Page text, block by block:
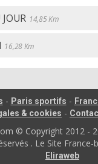
14,85 Km
16,28 Km
- Paris sportifs -
& cookies -
© Copyright 2012 -
. Le Site
Eliraweb